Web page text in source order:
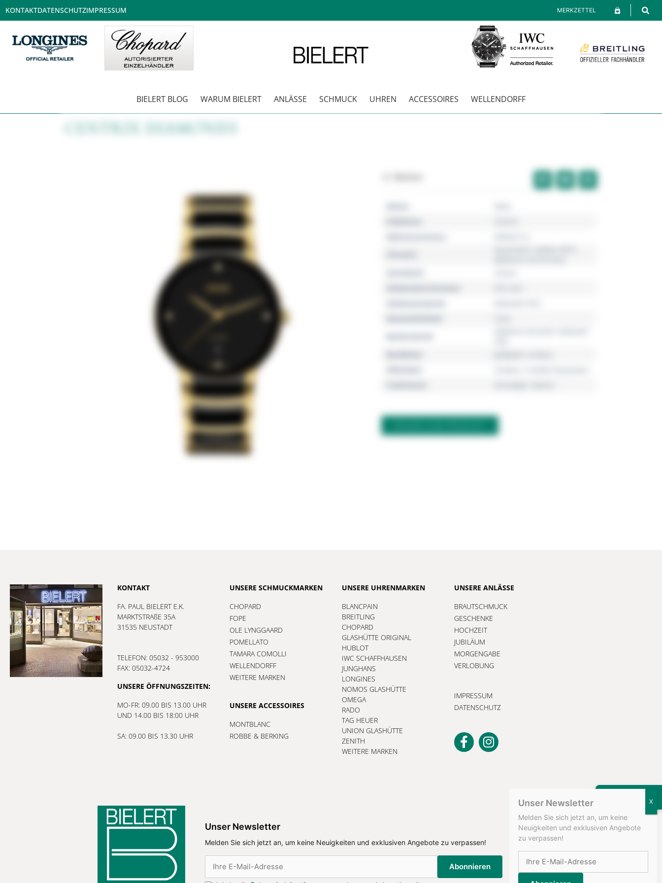
KONTAKTDATENSCHUTZIMPRESSUM MERKZETTEL
BIELERT BLOG WARUM BIELERT ANLÄSSE SCHMUCK UHREN ACCESSOIRES WELLENDORFF
CENTRIX DIAMONDS
KONTAKT
FA. PAUL BIELERT E.K.
MARKTSTRAßE 35A
31535 NEUSTADT
TELEFON: 05032 - 953000
FAX: 05032-4724
UNSERE ÖFFNUNGSZEITEN:
MO-FR: 09.00 BIS 13.00 UHR
UND 14.00 BIS 18:00 UHR
SA: 09.00 BIS 13.30 UHR
UNSERE SCHMUCKMARKEN
CHOPARD
FOPE
OLE LYNGGAARD
POMELLATO
TAMARA COMOLLI
WELLENDORFF
WEITERE MARKEN
UNSERE ACCESSOIRES
MONTBLANC
ROBBE & BERKING
UNSERE UHRENMARKEN
BLANCPAIN
BREITLING
CHOPARD
GLASHÜTTE ORIGINAL
HUBLOT
IWC SCHAFFHAUSEN
JUNGHANS
LONGINES
NOMOS GLASHÜTTE
OMEGA
RADO
TAG HEUER
UNION GLASHÜTTE
ZENITH
WEITERE MARKEN
UNSERE ANLÄSSE
BRAUTSCHMUCK
GESCHENKE
HOCHZEIT
JUBILÄUM
MORGENGABE
VERLOBUNG
IMPRESSUM
DATENSCHUTZ
Unser Newsletter
Melden Sie sich jetzt an, um keine Neuigkeiten und exklusiven Angebote zu verpassen!
Abonnieren
Unser Newsletter
Melden Sie sich jetzt an, um keine
Neuigkeiten und exklusiven Angebote
zu verpassen!